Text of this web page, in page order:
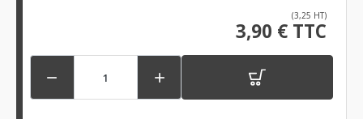
(3,25 HT)
3,90 € TTC
 